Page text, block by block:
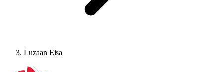
Luzaan Eisa